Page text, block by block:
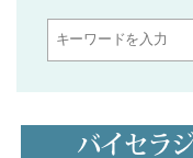
バイセラ